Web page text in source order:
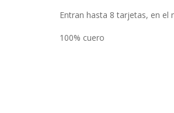
Entran hasta 8 tarjetas, en el
100% cuero